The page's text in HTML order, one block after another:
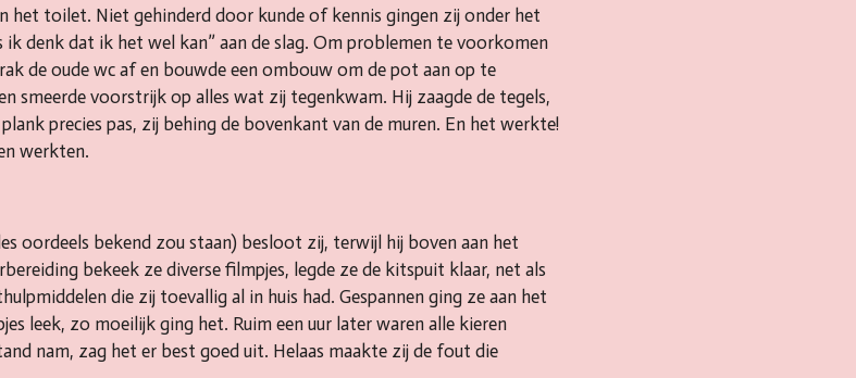
het toilet. Niet gehinderd door kunde of kennis gingen zij onder het
denk dat ik het wel kan” aan de slag. Om problemen te voorkomen
de oude wc af en bouwde een ombouw om de pot aan op te
smeerde voorstrijk op alles wat zij tegenkwam. Hij zaagde de tegels,
precies pas, zij behing de bovenkant van de muren. En het werkte!
werkten.
oordeels bekend zou staan) besloot zij, terwijl hij boven aan het
bekeek ze diverse filmpjes, legde ze de kitspuit klaar, net als
die zij toevallig al in huis had. Gespannen ging ze aan het
leek, zo moeilijk ging het. Ruim een uur later waren alle kieren
nam, zag het er best goed uit. Helaas maakte zij de fout die